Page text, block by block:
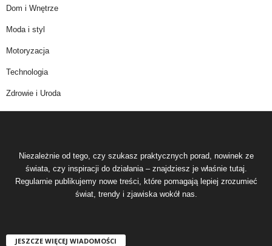
Dom i Wnętrze
Moda i styl
Motoryzacja
Technologia
Zdrowie i Uroda
Niezależnie od tego, czy szukasz praktycznych porad, nowinek ze
świata, czy inspiracji do działania – znajdziesz je właśnie tutaj.
Regularnie publikujemy nowe treści, które pomagają lepiej zrozumieć
świat, trendy i zjawiska wokół nas.
JESZCZE WIĘCEJ WIADOMOŚCI